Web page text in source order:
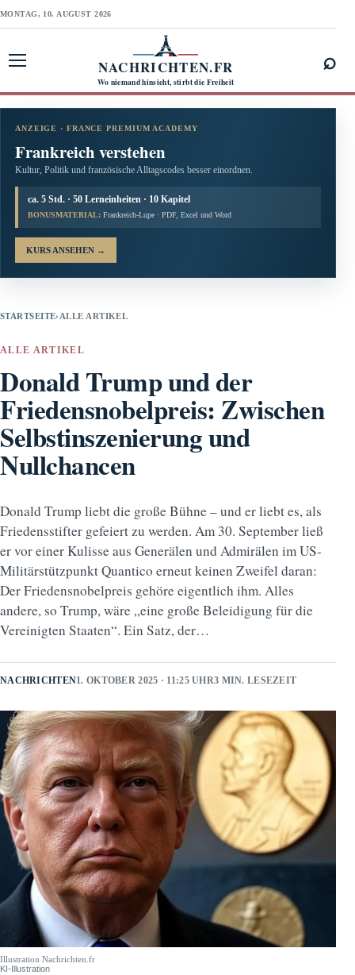
MONTAG, 10. AUGUST 2026
NACHRICHTEN.FR
Wo niemand hinsieht, stirbt die Freiheit
⌕
ANZEIGE · FRANCE PREMIUM ACADEMY
Frankreich verstehen
Kultur, Politik und französische Alltagscodes besser einordnen.
ca. 5 Std. · 50 Lerneinheiten · 10 Kapitel
BONUSMATERIAL: Frankreich-Lupe · PDF, Excel und Word
KURS ANSEHEN →
STARTSEITE› ALLE ARTIKEL
ALLE ARTIKEL
Donald Trump und der
Friedensnobelpreis: Zwischen
Selbstinszenierung und
Nullchancen
Donald Trump liebt die große Bühne – und er liebt es, als
Friedensstifter gefeiert zu werden. Am 30. September ließ
er vor einer Kulisse aus Generälen und Admirälen im US-
Militärstützpunkt Quantico erneut keinen Zweifel daran:
Der Friedensnobelpreis gehöre eigentlich ihm. Alles
andere, so Trump, wäre „eine große Beleidigung für die
Vereinigten Staaten“. Ein Satz, der…
NACHRICHTEN1. OKTOBER 2025 · 11:25 UHR3 MIN. LESEZEIT
Illustration Nachrichten.fr
KI-Illustration